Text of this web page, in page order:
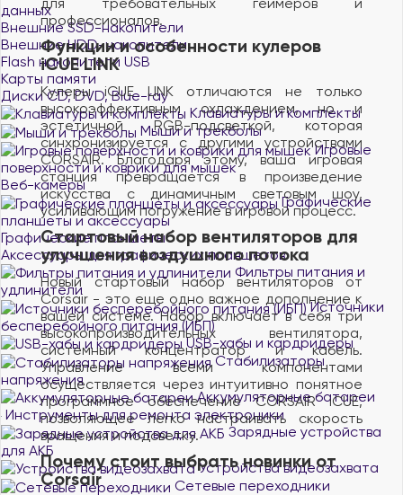
данных
Внешние SSD-накопители
Внешние HDD-накопители
Flash накопители USB
Карты памяти
Диски CD, DVD, Blue-ray
Клавиатуры и комплекты
Мыши и трекболы
Игровые
поверхности и коврики для мышек
Веб-камеры
Графические
планшеты и аксессуары
Графические планшеты
Аксессуары для графических планшетов
Фильтры питания и
удлинители
Источники
бесперебойного питания (ИБП)
USB-хабы и кардридеры
Стабилизаторы
напряжения
Аккумуляторные батареи
Инструменты для ремонта электроники
Зарядные устройства
для АКБ
Устройства видеозахвата
Сетевые переходники
профессионалов.
Функции и особенности кулеров
iCUE LINK
Кулеры iCUE LINK отличаются не только
высокоэффективным охлаждением, но и
эстетичной RGB-подсветкой, которая
синхронизируется с другими устройствами
CORSAIR. Благодаря этому, ваша игровая
станция превращается в произведение
искусства с динамичным световым шоу,
усиливающим погружение в игровой процесс.
Стартовый набор вентиляторов для
улучшения воздушного потока
Новый стартовый набор вентиляторов от
Corsair - это еще одно важное дополнение к
вашей системе. Набор включает в себя три
высокопроизводительных вентилятора,
системный концентратор и кабель.
Управление всеми компонентами
осуществляется через интуитивно понятное
программное обеспечение CORSAIR iCUE,
позволяющее легко настраивать скорость
вращения и подсветку.
Почему стоит выбрать новинки от
Corsair